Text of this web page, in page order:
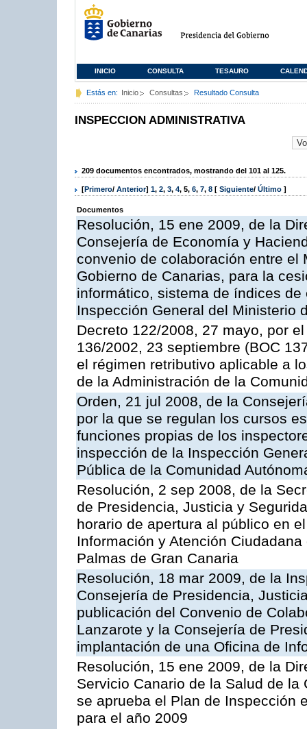
INICIO CONSULTA TESAURO
Estás en: Inicio Consultas Resultado Consulta
INSPECCION ADMINISTRATIVA
209 documentos encontrados, mostrando del 101 al 125.
[Primero/ Anterior] 1, 2, 3, 4, 5, 6, 7, 8 [ Siguiente/ Último ]
Documentos
Resolución, 15 ene 2009, de la
Consejería de Economía y
convenio de colaboración entre
Gobierno de Canarias, para la
informático, sistema de índices
Inspección General del Ministerio
Decreto 122/2008, 27 mayo, por
136/2002, 23 septiembre (BOC
el régimen retributivo aplicable a
de la Administración de la
Orden, 21 jul 2008, de la
por la que se regulan los cursos
funciones propias de los
inspección de la Inspección
Pública de la Comunidad
Resolución, 2 sep 2008, de la
de Presidencia, Justicia y
horario de apertura al público en
Información y Atención
Palmas de Gran Canaria
Resolución, 18 mar 2009, de la
Consejería de Presidencia,
publicación del Convenio de
Lanzarote y la Consejería de
implantación de una Oficina de
Resolución, 15 ene 2009, de la
Servicio Canario de la Salud de
se aprueba el Plan de Inspección
para el año 2009